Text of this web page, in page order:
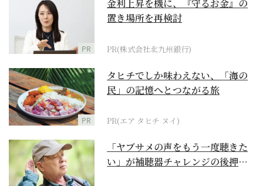
PR
金利上昇を機に、『守るお金』の
置き場所を再検討
PR(株式会社北九州銀行)
PR
タヒチでしか味わえない、「海の
民」の記憶へとつながる旅
PR(エア タヒチ ヌイ)
「ヤブサメの声をもう一度聴きた
い」が補聴器チャレンジの後押し